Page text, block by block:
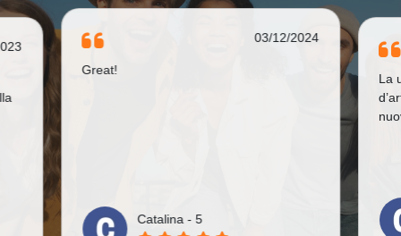
03/12/2024
Great!
Catalina - 5
La